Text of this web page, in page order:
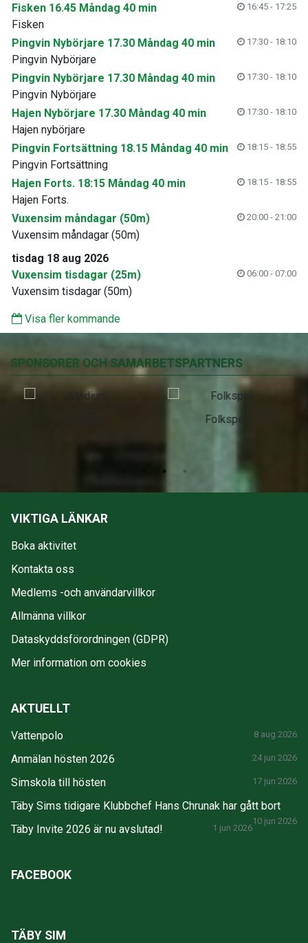
Fisken 16.45 Måndag 40 min 16:45 - 17:25
Fisken
Pingvin Nybörjare 17.30 Måndag 40 min
17:30 - 18:10
Pingvin Nybörjare
Pingvin Nybörjare 17.30 Måndag 40 min
17:30 - 18:10
Pingvin Nybörjare
Hajen Nybörjare 17.30 Måndag 40 min
17:30 - 18:10
Hajen nybörjare
Pingvin Fortsättning 18.15 Måndag 40 min
18:15 - 18:55
Pingvin Fortsättning
Hajen Forts. 18:15 Måndag 40 min
18:15 - 18:55
Hajen Forts.
Vuxensim måndagar (50m)
20:00 - 21:00
Vuxensim måndagar (50m)
tisdag 18 aug 2026
Vuxensim tisdagar (25m)
06:00 - 07:00
Vuxensim tisdagar (50m)
Visa fler kommande
SPONSORER OCH SAMARBETSPARTNERS
Folkspel
VIKTIGA LÄNKAR
Boka aktivitet
Kontakta oss
Medlems -och användarvillkor
Allmänna villkor
Dataskyddsförordningen (GDPR)
Mer information om cookies
AKTUELLT
Vattenpolo 8 aug 2026
Anmälan hösten 2026 24 jun 2026
Simskola till hösten 17 jun 2026
Täby Sims tidigare Klubbchef Hans Chrunak har gått bort
10 jun 2026
Täby Invite 2026 är nu avslutad! 1 jun 2026
FACEBOOK
TÄBY SIM